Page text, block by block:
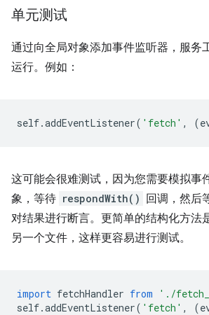
单元测试
通过向全局对象添加事件监听器，服务
运行。例如：
self.addEventListener( 'fetch' , (
这可能会很难测试，因为您需要模拟事
象，等待 respondWith()
回调，然后
对结果进行断言。更简单的结构化方法
另一个文件，这样更容易进行测试。
import fetchHandler from './
self.addEventListener( 'fetch' , (